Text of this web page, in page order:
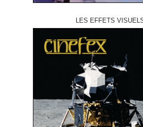
LES EFFETS